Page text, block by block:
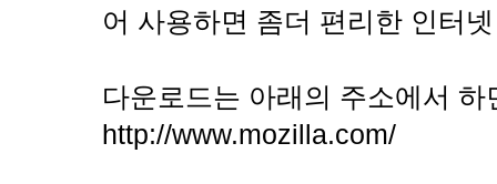
어 사용하면 좀더 편리한 인터
다운로드는 아래의 주소에서 하
http://www.mozilla.com/